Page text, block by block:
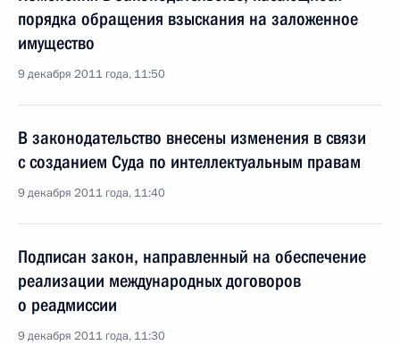
порядка обращения взыскания на заложенное
имущество
9 декабря 2011 года, 11:50
В законодательство внесены изменения в связи
с созданием Суда по интеллектуальным правам
9 декабря 2011 года, 11:40
Подписан закон, направленный на обеспечение
реализации международных договоров
о реадмиссии
9 декабря 2011 года, 11:30